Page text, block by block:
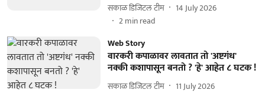
सकाळ डिजिटल टीम
14 July 2026
2min read
Web Story
वारकरी कपाळावर लावतात तो 'अष्टगंध'
नक्की कशापासून बनतो ? 'हे' आहेत ८ घटक !
सकाळ डिजिटल टीम
11 July 2026